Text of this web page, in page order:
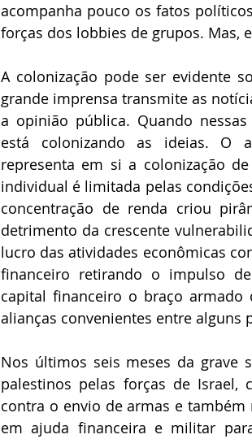
acompanha pouco os fatos
forças dos lobbies de grupos. Mas,
A colonização pode ser evidente
grande imprensa transmite as
a opinião pública. Quando
está colonizando as ideias. O
representa em si a colonização
individual é limitada pelas
concentração de renda criou
detrimento da crescente
lucro das atividades econômicas
financeiro retirando o impulso
capital financeiro o braço
alianças convenientes entre alguns
Nos últimos seis meses da grave
palestinos pelas forças de Israel,
contra o envio de armas e
em ajuda financeira e militar